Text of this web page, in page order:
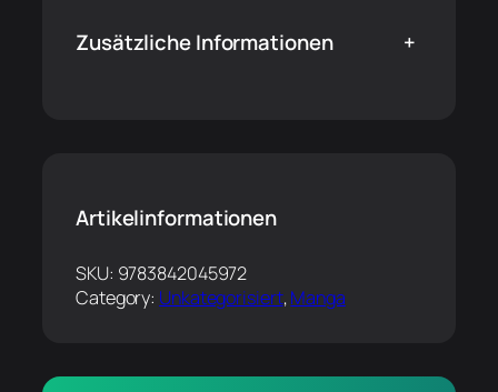
Zusätzliche Informationen +
Artikelinformationen
SKU: 9783842045972
Category: Unkategorisiert, Manga